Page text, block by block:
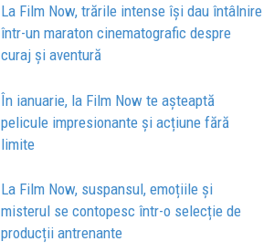
La Film Now, trările intense își dau întâlnire
într-un maraton cinematografic despre
curaj și aventură
În ianuarie, la Film Now te așteaptă
pelicule impresionante și acțiune fără
limite
La Film Now, suspansul, emoțiile și
misterul se contopesc într-o selecție de
producții antrenante